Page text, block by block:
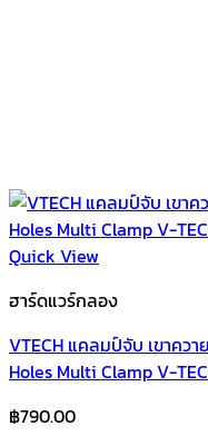
Quick View
ฮาร์ดแวร์กลอง
VTECH แคลมป์จับ เขาคว
Holes Multi Clamp V-
฿790.00